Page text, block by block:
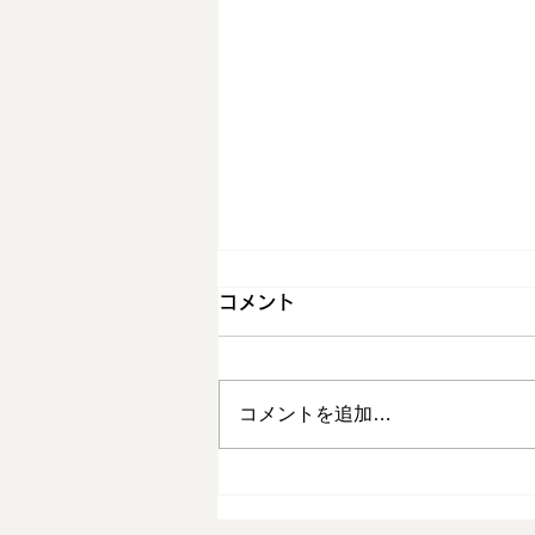
芒種（ぼうしゅ）
コメント
コメントを追加…